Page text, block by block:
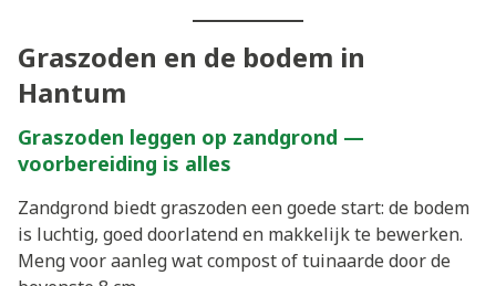
Graszoden en de bodem in
Hantum
Graszoden leggen op zandgrond —
voorbereiding is alles
Zandgrond biedt graszoden een goede start: de bodem
is luchtig, goed doorlatend en makkelijk te bewerken.
Meng voor aanleg wat compost of tuinaarde door de